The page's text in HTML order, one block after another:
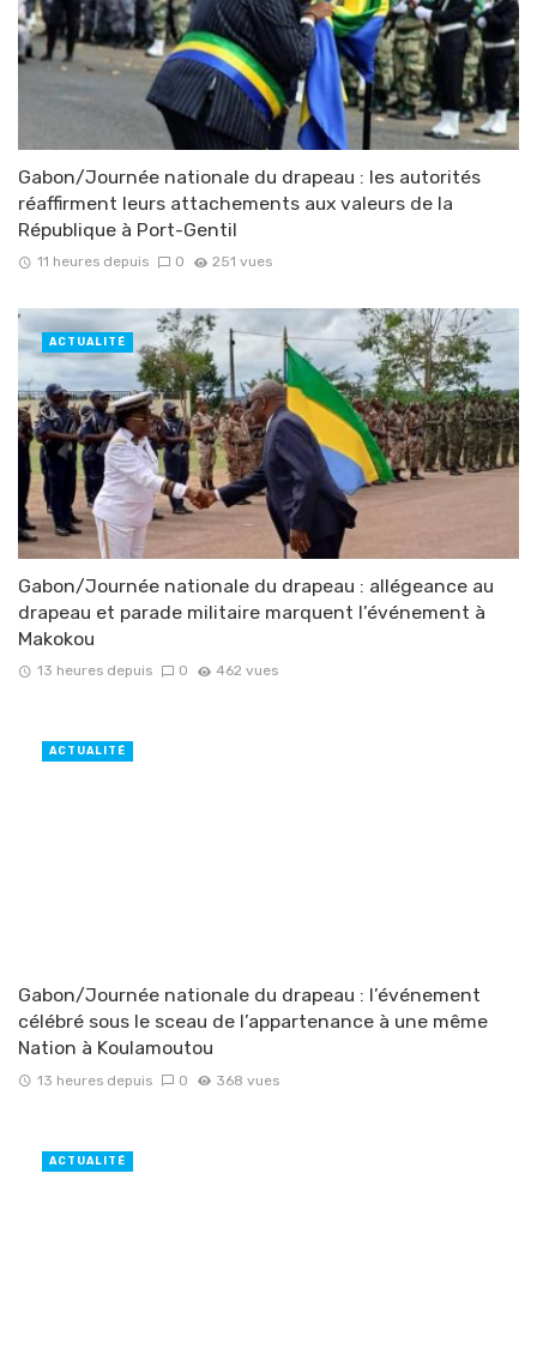
Gabon/Journée nationale du drapeau : les autorités
réaffirment leurs attachements aux valeurs de la
République à Port-Gentil
11 heures depuis 0 251 vues
Gabon/Journée nationale du drapeau : allégeance au
drapeau et parade militaire marquent l’événement à
Makokou
13 heures depuis 0 462 vues
ACTUALITÉ
Gabon/Journée nationale du drapeau : l’événement
célébré sous le sceau de l’appartenance à une même
Nation à Koulamoutou
13 heures depuis 0 368 vues
ACTUALITÉ
ACTUALITÉ